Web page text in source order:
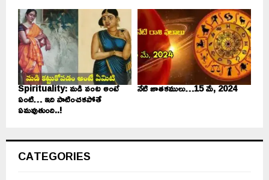
Spirituality: మడి వంట అంటే
ఏంటి… ఇది పాటించకపోతే
ఏమవుతుంది..!
నేటి జాతకములు…15 మే, 2024
CATEGORIES